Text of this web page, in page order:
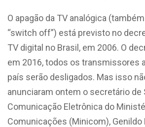
O apagão da TV analógica
“switch off”) está previsto no
TV digital no Brasil, em 2006. O
em 2016, todos os transmissores
país serão desligados. Mas isso
anunciaram ontem o secretário de
Comunicação Eletrônica do
Comunicações (Minicom), Genildo